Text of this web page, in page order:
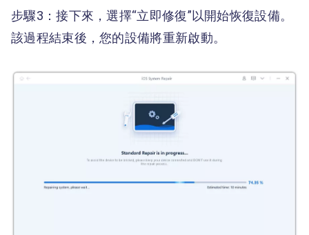
步驟3：接下來，選擇“立即修復”以開始恢復設備。
該過程結束後，您的設備將重新啟動。